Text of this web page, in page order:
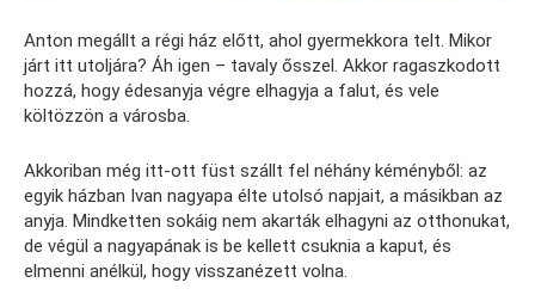
Anton megállt a régi ház előtt, ahol gyermekkora telt. Mikor
járt itt utoljára? Áh igen – tavaly ősszel. Akkor ragaszkodott
hozzá, hogy édesanyja végre elhagyja a falut, és vele
költözzön a városba.
Akkoriban még itt-ott füst szállt fel néhány kéményből: az
egyik házban Ivan nagyapa élte utolsó napjait, a másikban az
anyja. Mindketten sokáig nem akarták elhagyni az otthonukat,
de végül a nagyapának is be kellett csuknia a kaput, és
elmenni anélkül, hogy visszanézett volna.